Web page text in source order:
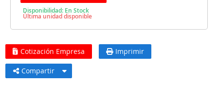
Disponibilidad: En Stock
Última unidad disponible
Cotización Empresa Imprimir
Compartir